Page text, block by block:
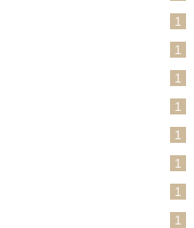
1
1
1
1
1
1
1
1